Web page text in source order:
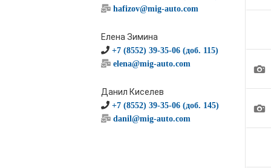
hafizov@mig-auto.com
Елена Зимина
+7 (8552) 39-35-06 (доб. 115)
elena@mig-auto.com
Данил Киселев
+7 (8552) 39-35-06 (доб. 145)
danil@mig-auto.com
1
1